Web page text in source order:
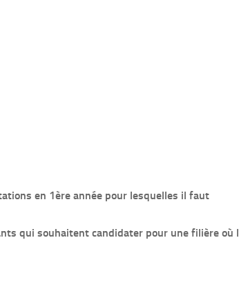
en 1ère année pour lesquelles il faut
qui souhaitent candidater pour une filière où